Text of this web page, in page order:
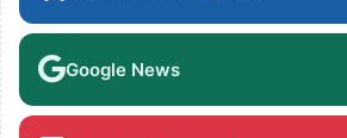
Google News